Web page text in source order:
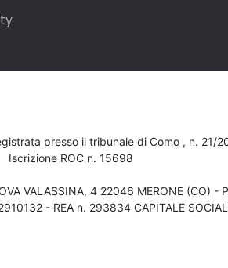
presso il tribunale di Como , n. 21/
Iscrizione ROC n. 15698
VALASSINA, 4 22046 MERONE (CO) -
- REA n. 293834 CAPITALE